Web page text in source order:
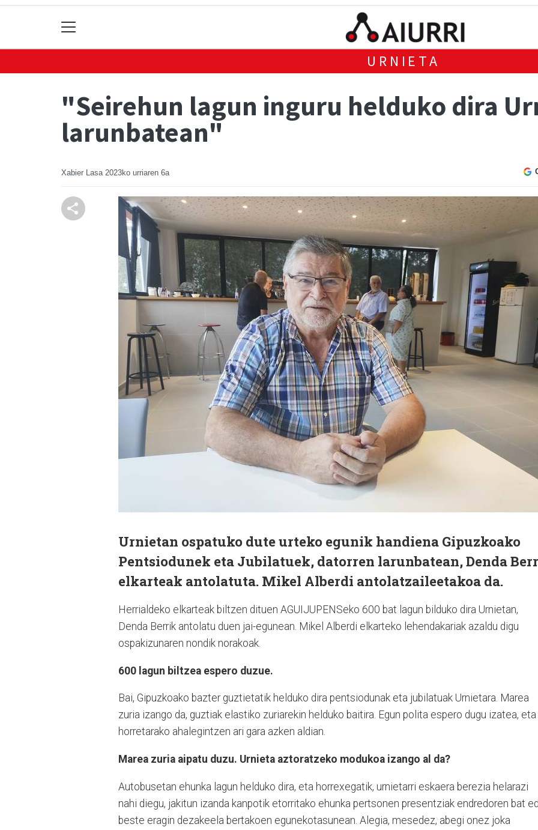
URNIETA
"Seirehun lagun inguru helduko dira
larunbatean"
Xabier Lasa 2023ko urriaren 6a
Urnietan ospatuko dute urteko egunik handiena Gipuzkoako
Pentsiodunek eta Jubilatuek, datorren larunbatean, Denda
elkarteak antolatuta. Mikel Alberdi antolatzaileetakoa da.
Herrialdeko elkarteak biltzen dituen AGUIJUPENSeko 600 bat lagun bilduko dira Urnietan,
Denda Berrik antolatu duen jai-egunean. Mikel Alberdi elkarteko lehendakariak azaldu digu
ospakizunaren nondik norakoak.
600 lagun biltzea espero duzue.
Bai, Gipuzkoako bazter guztietatik helduko dira pentsiodunak eta jubilatuak Urnietara. Marea
zuria izango da, guztiak elastiko zuriarekin helduko baitira. Egun polita espero dugu izatea, eta
horretarako ahalegintzen ari gara azken aldian.
Marea zuria aipatu duzu. Urnieta aztoratzeko modukoa izango al da?
Autobusetan ehunka lagun helduko dira, eta horrexegatik, urnietarri eskaera berezia helarazi
nahi diegu, jakitun izanda kanpotik etorritako ehunka pertsonen presentziak endredoren bat
beste eragin dezakeela bertakoen egunekotasunean. Alegia, mesedez, abegi onez joka